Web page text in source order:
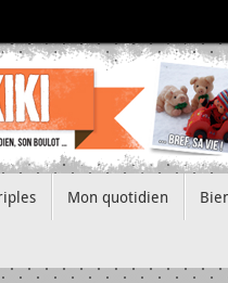
Mon quotidien